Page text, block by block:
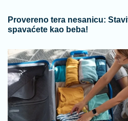
Provereno tera nesanicu:
spavaćete kao beba!